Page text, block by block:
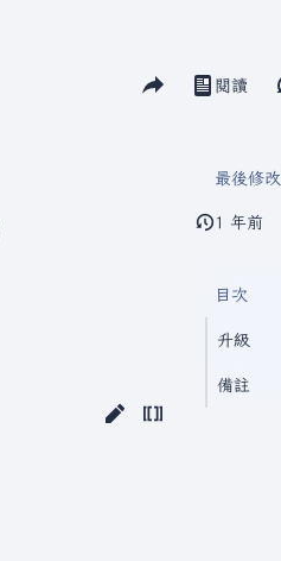
分享此頁面
視圖閱讀
最後修改
1 年前
目次
升級
備註